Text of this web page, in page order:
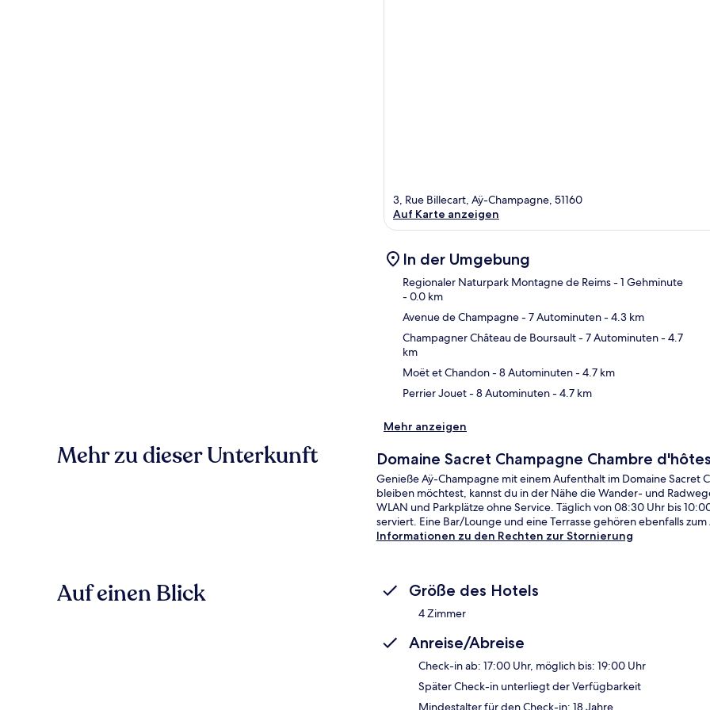
3, Rue Billecart, Aÿ-Champagne, 51160
Auf Karte anzeigen
In der Umgebung
Regionaler Naturpark Montagne de Reims- 1 Gehminute
- 0.0 km
Avenue de Champagne- 7 Autominuten- 4.3 km
Champagner Château de Boursault- 7 Autominuten- 4.7
km
Moët et Chandon- 8 Autominuten- 4.7 km
Perrier Jouet- 8 Autominuten- 4.7 km
Mehr anzeigen
Mehr zu dieser Unterkunft Domaine Sacret Champagne Chambre
Genieße Aÿ-Champagne mit einem Aufenthalt im Domaine Sacret
bleiben möchtest, kannst du in der Nähe die Wander- und
WLAN und Parkplätze ohne Service. Täglich von 08:30 Uhr bis
serviert. Eine Bar/Lounge und eine Terrasse gehören ebenfalls
Informationen zu den Rechten zur Stornierung
Auf einen Blick Größe des Hotels
4 Zimmer
Anreise/Abreise
Check-in ab: 17:00 Uhr, möglich bis: 19:00 Uhr
Später Check-in unterliegt der Verfügbarkeit
Mindestalter für den Check-in: 18 Jahre